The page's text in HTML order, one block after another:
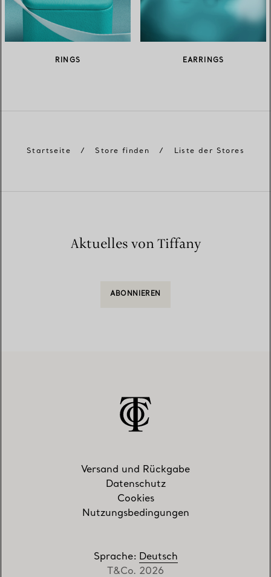
RINGS EARRINGS
Startseite / Store finden / Liste der Stores
Aktuelles von Tiffany
ABONNIEREN
Versand und Rückgabe
Datenschutz
Cookies
Nutzungsbedingungen
Sprache: Deutsch
T&Co. 2026